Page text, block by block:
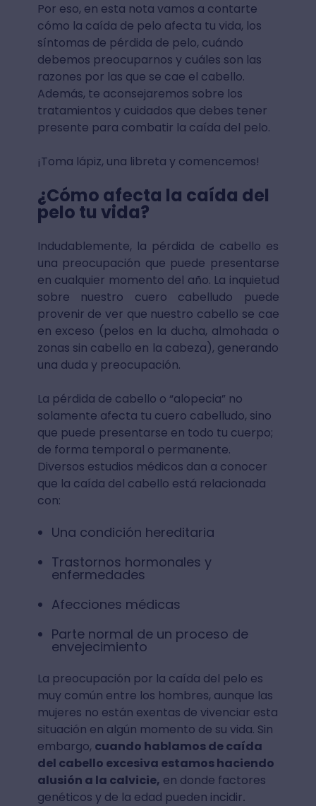
Por eso, en esta nota vamos a contarte
cómo la caída de pelo afecta tu vida, los
síntomas de pérdida de pelo, cuándo
debemos preocuparnos y cuáles son las
razones por las que se cae el cabello.
Además, te aconsejaremos sobre los
tratamientos y cuidados que debes tener
presente para combatir la caída del pelo.
¡Toma lápiz, una libreta y comencemos!
¿Cómo afecta la caída del
pelo tu vida?
Indudablemente, la pérdida de cabello es
una preocupación que puede presentarse
en cualquier momento del año. La inquietud
sobre nuestro cuero cabelludo puede
provenir de ver que nuestro cabello se cae
en exceso (pelos en la ducha, almohada o
zonas sin cabello en la cabeza), generando
una duda y preocupación.
La pérdida de cabello o “alopecia” no
solamente afecta tu cuero cabelludo, sino
que puede presentarse en todo tu cuerpo;
de forma temporal o permanente.
Diversos estudios médicos dan a conocer
que la caída del cabello está relacionada
con:
Una condición hereditaria
Trastornos hormonales y
enfermedades
Afecciones médicas
Parte normal de un proceso de
envejecimiento
La preocupación por la caída del pelo es
muy común entre los hombres, aunque las
mujeres no están exentas de vivenciar esta
situación en algún momento de su vida. Sin
embargo, cuando hablamos de caída
del cabello excesiva estamos haciendo
alusión a la calvicie, en donde factores
genéticos y de la edad pueden incidir.